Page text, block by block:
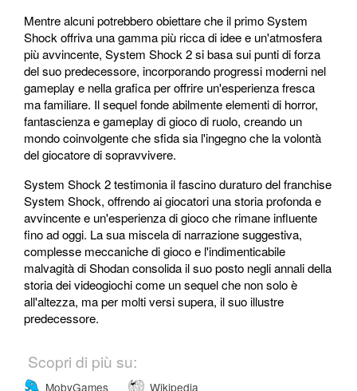
Mentre alcuni potrebbero obiettare che il primo System
Shock offriva una gamma più ricca di idee e un'atmosfera
più avvincente, System Shock 2 si basa sui punti di forza
del suo predecessore, incorporando progressi moderni nel
gameplay e nella grafica per offrire un'esperienza fresca
ma familiare. Il sequel fonde abilmente elementi di horror,
fantascienza e gameplay di gioco di ruolo, creando un
mondo coinvolgente che sfida sia l'ingegno che la volontà
del giocatore di sopravvivere.
System Shock 2 testimonia il fascino duraturo del franchise
System Shock, offrendo ai giocatori una storia profonda e
avvincente e un'esperienza di gioco che rimane influente
fino ad oggi. La sua miscela di narrazione suggestiva,
complesse meccaniche di gioco e l'indimenticabile
malvagità di Shodan consolida il suo posto negli annali della
storia dei videogiochi come un sequel che non solo è
all'altezza, ma per molti versi supera, il suo illustre
predecessore.
Scopri di più su:
MobyGames Wikipedia